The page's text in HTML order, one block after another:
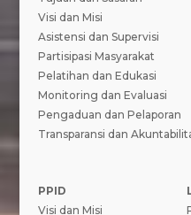
Visi dan Misi
Asistensi dan Supervisi
Partisipasi Masyarakat
Pelatihan dan Edukasi
Monitoring dan Evaluasi
Pengaduan dan Pelaporan
Transparansi dan
PPID
Visi dan Misi